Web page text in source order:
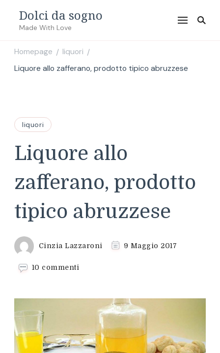
Dolci da sogno
Made With Love
Homepage / liquori /
Liquore allo zafferano, prodotto tipico abruzzese
liquori
Liquore allo
zafferano, prodotto
tipico abruzzese
Cinzia Lazzaroni 9 Maggio 2017
10 commenti
zafferano,
prodotto
abruzzese